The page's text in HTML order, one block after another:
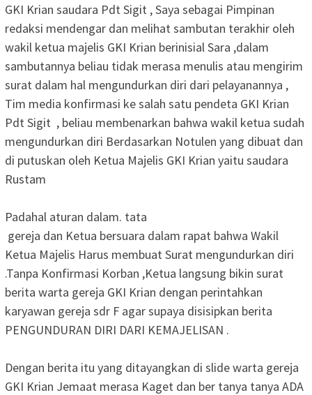
GKI Krian saudara Pdt Sigit , Saya sebagai Pimpinan
redaksi mendengar dan melihat sambutan terakhir oleh
wakil ketua majelis GKI Krian berinisial Sara ,dalam
sambutannya beliau tidak merasa menulis atau mengirim
surat dalam hal mengundurkan diri dari pelayanannya ,
Tim media konfirmasi ke salah satu pendeta GKI Krian
Pdt Sigit , beliau membenarkan bahwa wakil ketua sudah
mengundurkan diri Berdasarkan Notulen yang dibuat dan
di putuskan oleh Ketua Majelis GKI Krian yaitu saudara
Rustam
‎Padahal aturan dalam. tata
‎ gereja dan Ketua bersuara dalam rapat bahwa Wakil
Ketua Majelis Harus membuat Surat mengundurkan diri
.Tanpa Konfirmasi Korban ,Ketua langsung bikin surat
berita warta gereja GKI Krian dengan perintahkan
karyawan gereja sdr F agar supaya disisipkan berita
PENGUNDURAN DIRI DARI KEMAJELISAN .
‎Dengan berita itu yang ditayangkan di slide warta gereja
GKI Krian Jemaat merasa Kaget dan ber tanya tanya ADA